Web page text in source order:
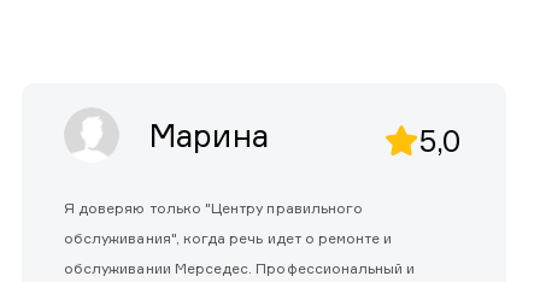
Марина 5,0
Я доверяю только "Центру правильного
обслуживания", когда речь идет о ремонте и
обслуживании Мерседес. Профессиональный и